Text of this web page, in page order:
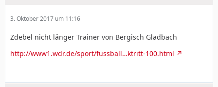
3. Oktober 2017 um 11:16
Zdebel nicht länger Trainer von Bergisch Gladbach
http://www1.wdr.de/sport/fussball…ktritt-100.html